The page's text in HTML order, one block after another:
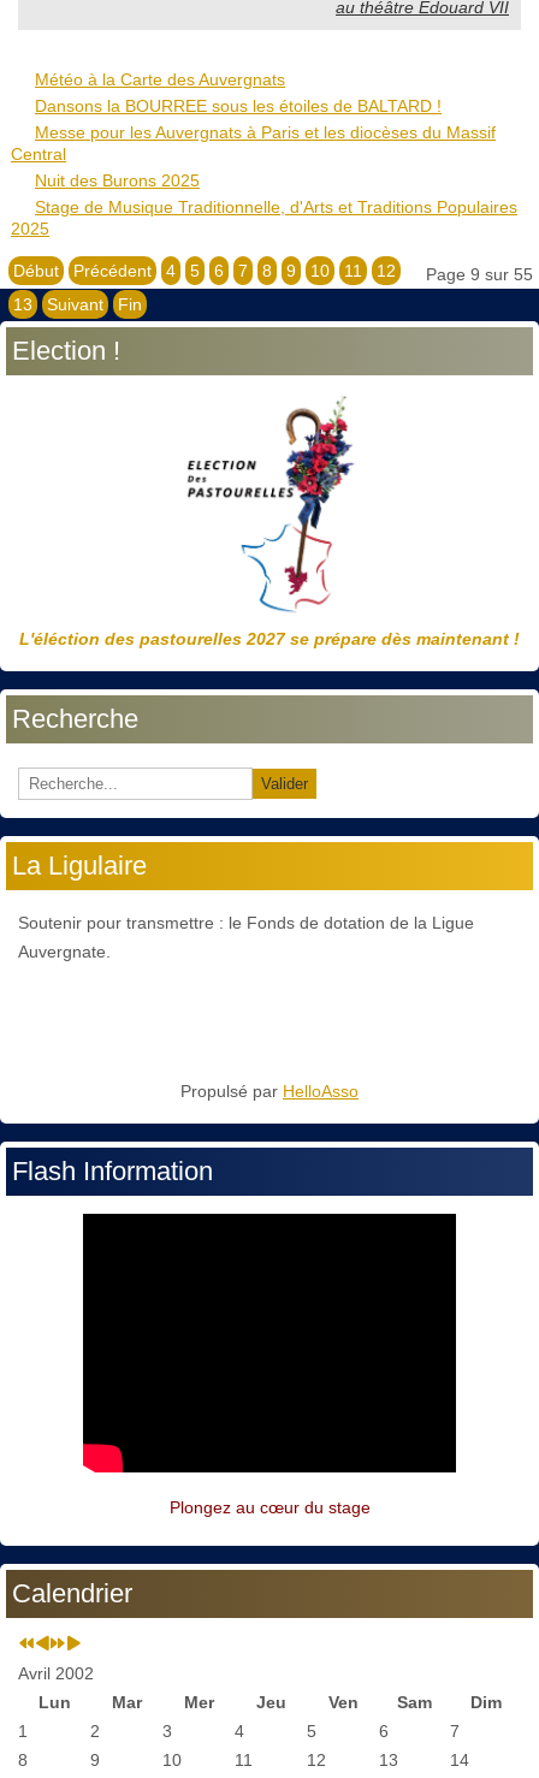
au théâtre Édouard VII
Météo à la Carte des Auvergnats
Dansons la BOURREE sous les étoiles de BALTARD !
Messe pour les Auvergnats à Paris et les diocèses du Massif
Central
Nuit des Burons 2025
Stage de Musique Traditionnelle, d'Arts et Traditions Populaires
2025
Page 9 sur 55
Début Précédent 4 5 6 7 8 9 10 11
12
13
Suivant Fin
Election !
L'éléction des pastourelles 2027 se prépare dès maintenant !
Recherche
Valider
La Ligulaire
Soutenir pour transmettre : le Fonds de dotation de la Ligue
Auvergnate.
Propulsé par HelloAsso
Flash Information
Plongez au cœur du stage
Calendrier
Avril 2002
Lun
Mar Mer Jeu Ven Sam
Dim
1
2 3 4 5 6
7
8
9 10 11 12 13
14